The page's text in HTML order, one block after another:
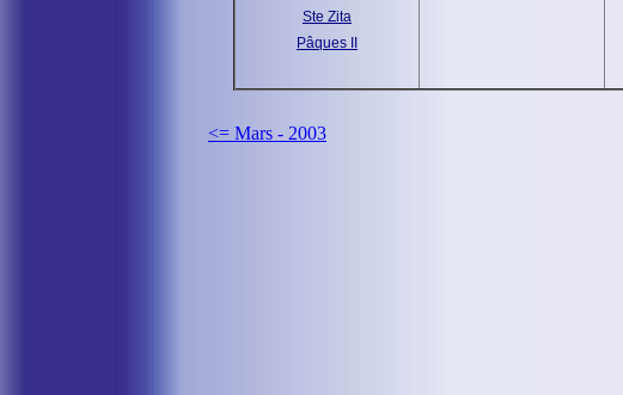
Ste Zita
Pâques II
<= Mars - 2003